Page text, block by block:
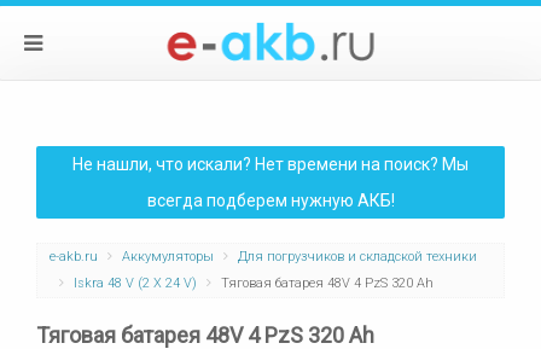
Не нашли, что искали? Нет времени на поиск? Мы
всегда подберем нужную АКБ!
e-akb.ru Аккумуляторы
Для погрузчиков и складской техники
Iskra 48 V (2 X 24 V)
Тяговая батарея 48V 4 PzS 320 Ah
Тяговая батарея 48V 4 PzS 320 Ah